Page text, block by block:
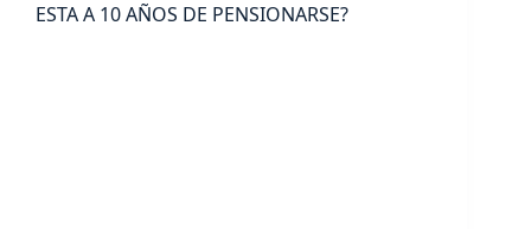
ESTA A 10 AÑOS DE PENSIONARSE?